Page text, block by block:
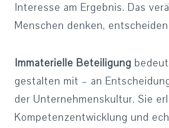
Interesse am Ergebnis. Das
Menschen denken,
Immaterielle Beteiligung
gestalten mit – an
der Unternehmenskultur. Sie
Kompetenzentwicklung und